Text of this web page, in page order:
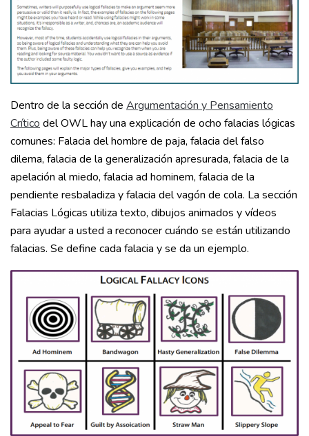
Dentro de la sección de Argumentación y Pensamiento
Crítico del OWL hay una explicación de ocho falacias lógicas
comunes: Falacia del hombre de paja, falacia del falso
dilema, falacia de la generalización apresurada, falacia de la
apelación al miedo, falacia ad hominem, falacia de la
pendiente resbaladiza y falacia del vagón de cola. La sección
Falacias Lógicas utiliza texto, dibujos animados y vídeos
para ayudar a usted a reconocer cuándo se están utilizando
falacias. Se define cada falacia y se da un ejemplo.